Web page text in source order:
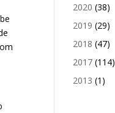
2020 (38)
2019 (29)
2018 (47)
2017 (114)
2013 (1)